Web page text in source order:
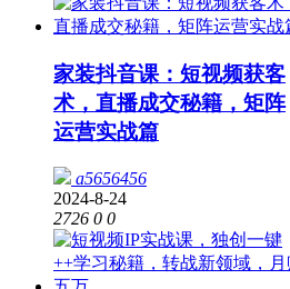
家装抖音课：短视频获客
术，直播成交秘籍，矩阵
运营实战篇
a5656456
2024-8-24
2726 0 0